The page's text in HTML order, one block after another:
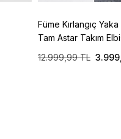
Füme Kırlangıç
Tam Astar Takım
12.999,99 TL